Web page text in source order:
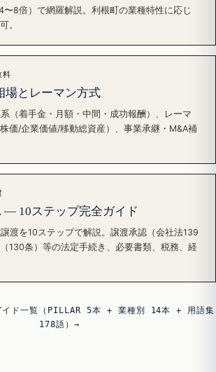
8倍）で網羅解説。利根町の業種特性に応じ
。
場とレーマン方式
（着手金・月額・中間・成功報酬）、レーマ
価/企業価値/移動総資産）、事業承継・M&A補
— 10ステップ完全ガイド
渡を10ステップで解説。譲渡承認（会社法139
130条）等の法定手続き、必要書類、税務、経
イド一覧（PILLAR 5本 + 業種別 14本 + 用語集
178語）→